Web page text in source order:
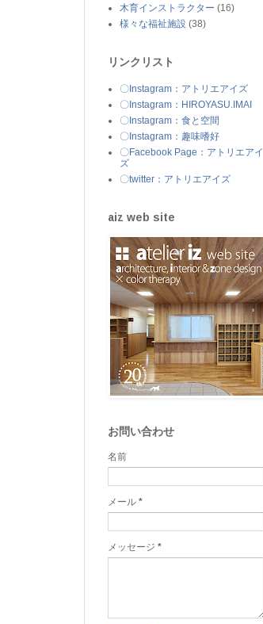
木育インストラクター (16)
様々な福祉施設 (38)
リンクリスト
〇Instagram：アトリエアイズ
〇Instagram：HIROYASU.IMAI
〇Instagram：食と空間
〇Instagram：趣味嗜好
〇Facebook Page：アトリエアイ
ズ
〇twitter：アトリエアイズ
aiz web site
お問い合わせ
名前
メール *
メッセージ *